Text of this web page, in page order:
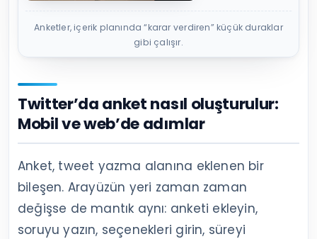
Anketler, içerik planında “karar verdiren” küçük duraklar
gibi çalışır.
Twitter’da anket nasıl oluşturulur:
Mobil ve web’de adımlar
Anket, tweet yazma alanına eklenen bir
bileşen. Arayüzün yeri zaman zaman
değişse de mantık aynı: anketi ekleyin,
soruyu yazın, seçenekleri girin, süreyi